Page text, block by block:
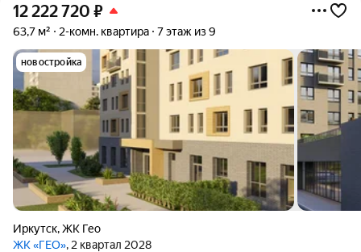
12 222 720 ₽
63,7 м² 2-комн. квартира 7 этаж из 9
новостройка
Иркутск,ЖК Гео
ЖК «ГЕО», 2 квартал 2028